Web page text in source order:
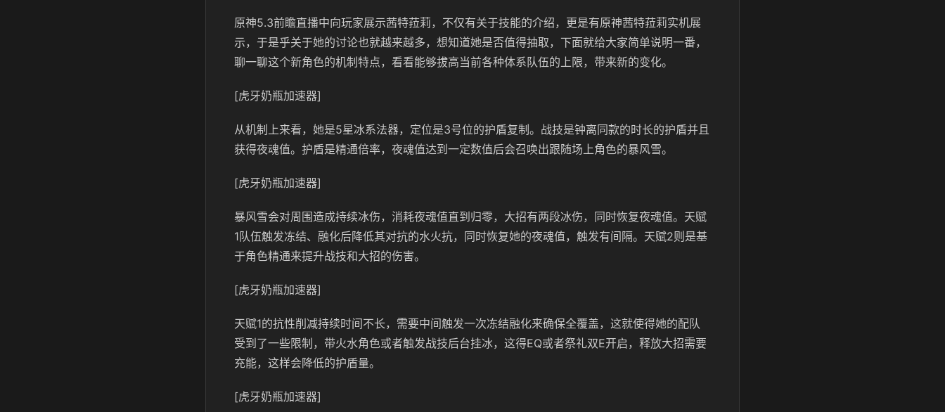
原神5.3前瞻直播中向玩家展示茜特菈莉，不仅有关于技能的介绍，更是有原神茜特菈莉实机展
示，于是乎关于她的讨论也就越来越多，想知道她是否值得抽取，下面就给大家简单说明一番，
聊一聊这个新角色的机制特点，看看能够拔高当前各种体系队伍的上限，带来新的变化。
[虎牙奶瓶加速器]
从机制上来看，她是5星冰系法器，定位是3号位的护盾复制。战技是钟离同款的时长的护盾并且
获得夜魂值。护盾是精通倍率，夜魂值达到一定数值后会召唤出跟随场上角色的暴风雪。
[虎牙奶瓶加速器]
暴风雪会对周围造成持续冰伤，消耗夜魂值直到归零，大招有两段冰伤，同时恢复夜魂值。天赋
1队伍触发冻结、融化后降低其对抗的水火抗，同时恢复她的夜魂值，触发有间隔。天赋2则是基
于角色精通来提升战技和大招的伤害。
[虎牙奶瓶加速器]
天赋1的抗性削减持续时间不长，需要中间触发一次冻结融化来确保全覆盖，这就使得她的配队
受到了一些限制，带火水角色或者触发战技后台挂冰，这得EQ或者祭礼双E开启，释放大招需要
充能，这样会降低的护盾量。
[虎牙奶瓶加速器]